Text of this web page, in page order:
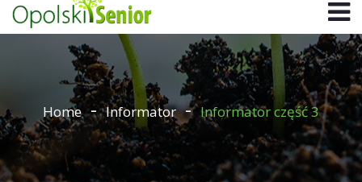
Home Informator Informator część 3